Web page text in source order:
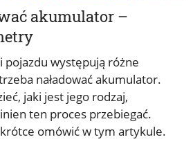
akumulator –
pojazdu występują różne
naładować akumulator.
jaki jest jego rodzaj,
ten proces przebiegać.
omówić w tym artykule.